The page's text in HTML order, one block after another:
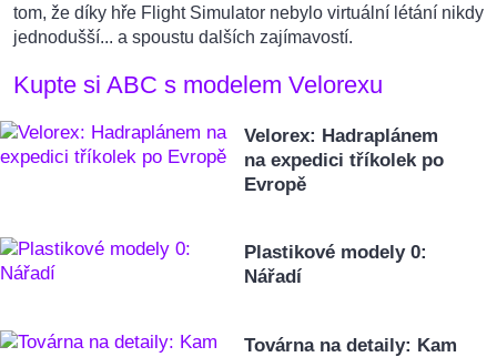
tom, že díky hře Flight Simulator nebylo virtuální létání nikdy
jednodušší... a spoustu dalších zajímavostí.
Kupte si ABC s modelem Velorexu
Velorex: Hadraplánem
na expedici tříkolek po
Evropě
Plastikové modely 0:
Nářadí
Továrna na detaily: Kam